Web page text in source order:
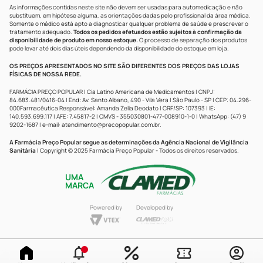
As informações contidas neste site não devem ser usadas para automedicação e não
substituem, em hipótese alguma, as orientações dadas pelo profissional da área médica.
Somente o médico está apto a diagnosticar qualquer problema de saúde e prescrever o
tratamento adequado. Todos os pedidos efetuados estão sujeitos à confirmação da
disponibilidade de produto em nosso estoque.O processo de separação dos produtos
pode levar até dois dias úteis dependendo da disponibilidade do estoque em loja.
OS PREÇOS APRESENTADOS NO SITE SÃO DIFERENTES DOS PREÇOS DAS LOJAS
FÍSICAS DE NOSSA REDE.
FARMÁCIA PREÇO POPULAR | Cia Latino Americana de Medicamentos | CNPJ:
84.683.481/0416-04 | End: Av. Santo Albano, 490 - Vila Vera | São Paulo - SP | CEP: 04.296-
000Farmacêutica Responsável: Amanda Zelia Deodato | CRF/SP: 107393 | IE:
140.593.699.117 | AFE: 7.45817-2 | CMVS - 355030801-477-008910-1-0 | WhatsApp: (47) 9
9202-1687 | e-mail: atendimento@precopopular.com.br.
A Farmácia Preço Popular segue as determinações da Agência Nacional de Vigilância
Sanitária | Copyright © 2025 Farmácia Preço Popular - Todos os direitos reservados.
UMA
MARCA
Powered by Developed by